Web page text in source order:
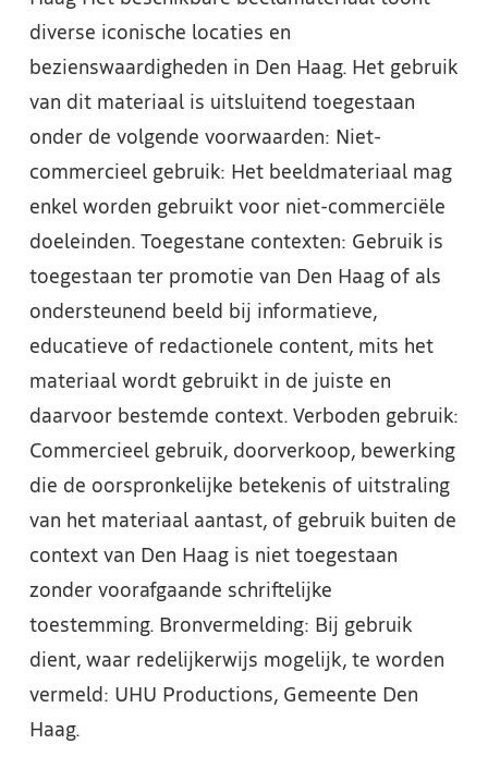
diverse iconische locaties en
bezienswaardigheden in Den Haag. Het gebruik
van dit materiaal is uitsluitend toegestaan
onder de volgende voorwaarden: Niet-
commercieel gebruik: Het beeldmateriaal mag
enkel worden gebruikt voor niet-commerciële
doeleinden. Toegestane contexten: Gebruik is
toegestaan ter promotie van Den Haag of als
ondersteunend beeld bij informatieve,
educatieve of redactionele content, mits het
materiaal wordt gebruikt in de juiste en
daarvoor bestemde context. Verboden gebruik:
Commercieel gebruik, doorverkoop, bewerking
die de oorspronkelijke betekenis of uitstraling
van het materiaal aantast, of gebruik buiten de
context van Den Haag is niet toegestaan
zonder voorafgaande schriftelijke
toestemming. Bronvermelding: Bij gebruik
dient, waar redelijkerwijs mogelijk, te worden
vermeld: UHU Productions, Gemeente Den
Haag.